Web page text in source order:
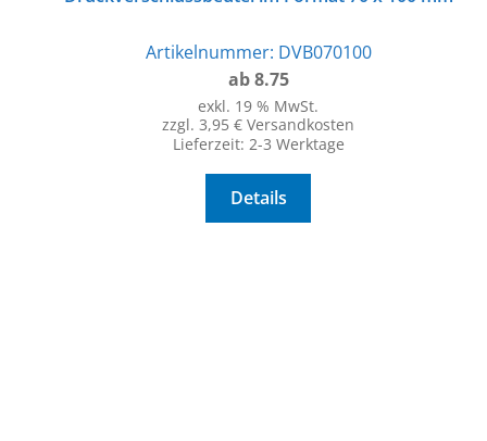
Artikelnummer: DVB070100
ab 8.75
exkl. 19 % MwSt.
zzgl. 3,95 € Versandkosten
Lieferzeit: 2-3 Werktage
Details